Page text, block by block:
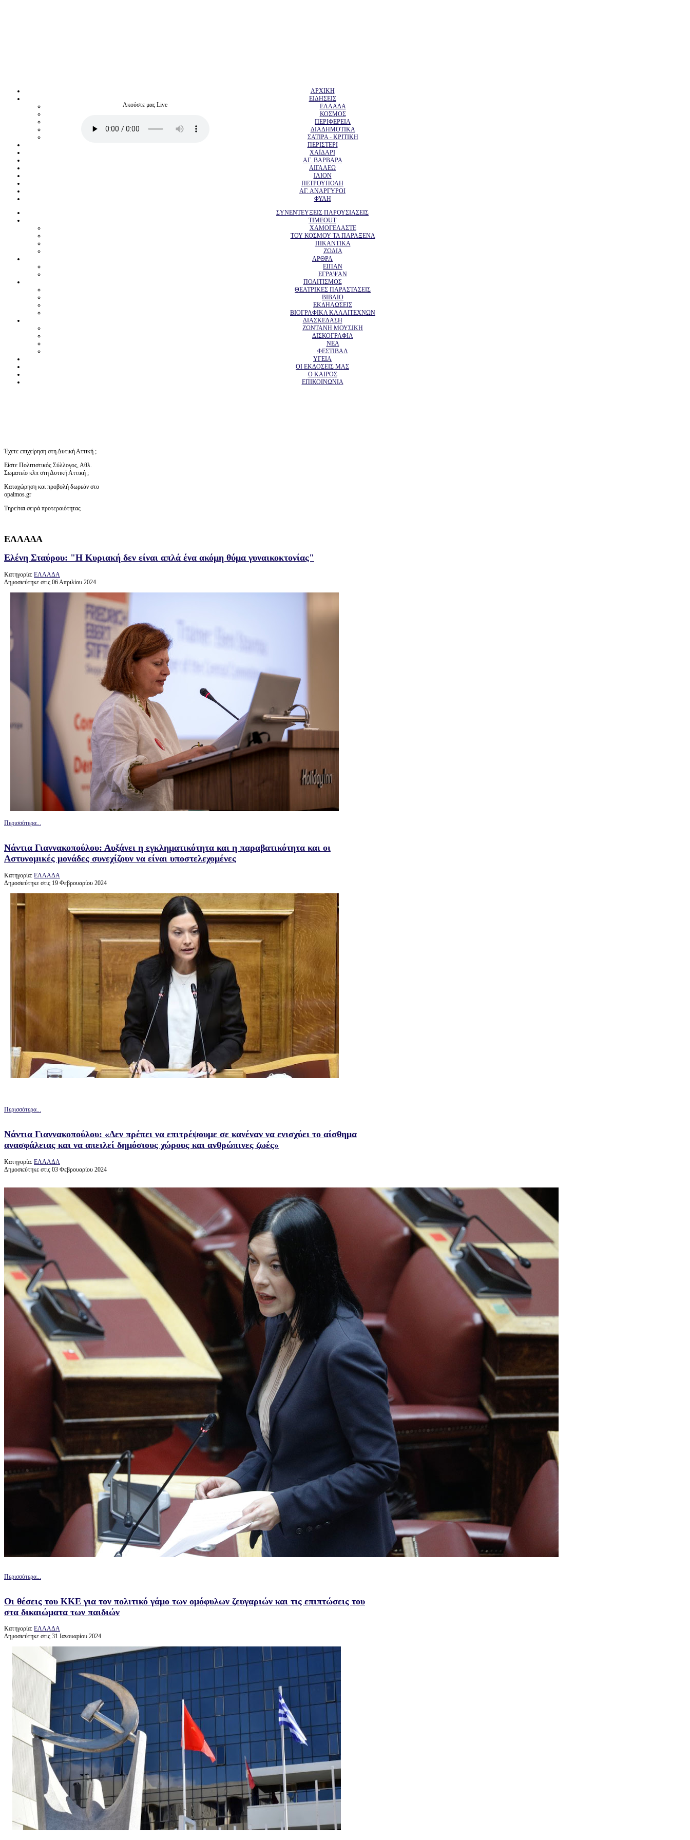
Ακούστε μας Live
ΑΡΧΙΚΗ
ΕΙΔΗΣΕΙΣ
ΕΛΛΑΔΑ
ΚΟΣΜΟΣ
ΠΕΡΙΦΕΡΕΙΑ
ΔΙΑΔΗΜΟΤΙΚΑ
ΣΑΤΙΡΑ - ΚΡΙΤΙΚΗ
ΠΕΡΙΣΤΕΡΙ
ΧΑΪΔΑΡΙ
ΑΓ. ΒΑΡΒΑΡΑ
ΑΙΓΑΛΕΩ
ΙΛΙΟΝ
ΠΕΤΡΟΥΠΟΛΗ
ΑΓ. ΑΝΑΡΓΥΡΟΙ
ΦΥΛΗ
ΣΥΝΕΝΤΕΥΞΕΙΣ ΠΑΡΟΥΣΙΑΣΕΙΣ
TIMEOUT
ΧΑΜΟΓΕΛΑΣΤΕ
ΤΟΥ ΚΟΣΜΟΥ ΤΑ ΠΑΡΑΞΕΝΑ
ΠΙΚΑΝΤΙΚΑ
ΖΩΔΙΑ
ΑΡΘΡΑ
ΕΙΠΑΝ
ΕΓΡΑΨΑΝ
ΠΟΛΙΤΙΣΜΟΣ
ΘΕΑΤΡΙΚΕΣ ΠΑΡΑΣΤΑΣΕΙΣ
ΒΙΒΛΙΟ
ΕΚΔΗΛΩΣΕΙΣ
ΒΙΟΓΡΑΦΙΚΑ ΚΑΛΛΙΤΕΧΝΩΝ
ΔΙΑΣΚΕΔΑΣΗ
ΖΩΝΤΑΝΗ ΜΟΥΣΙΚΗ
ΔΙΣΚΟΓΡΑΦΙΑ
ΝΕΑ
ΦΕΣΤΙΒΑΛ
ΥΓΕΙΑ
ΟΙ ΕΚΔΟΣΕΙΣ ΜΑΣ
Ο ΚΑΙΡΟΣ
ΕΠΙΚΟΙΝΩΝΙΑ
Έχετε επιχείρηση στη Δυτική Αττική ;
Είστε Πολιτιστικός Σύλλογος, Αθλ.
Σωματείο κλπ στη Δυτική Αττική ;
Καταχώρηση και προβολή δωρεάν στο
opalmos.gr
Τηρείται σειρά προτεραιότητας
ΕΛΛΑΔΑ
Ελένη Σταύρου: "Η Κυριακή δεν είναι απλά ένα ακόμη θύμα γυναικοκτονίας"
Κατηγορία: ΕΛΛΑΔΑ
Δημοσιεύτηκε στις 06 Απριλίου 2024
Περισσότερα...
Νάντια Γιαννακοπούλου: Αυξάνει η εγκληματικότητα και η παραβατικότητα και οι
Αστυνομικές μονάδες συνεχίζουν να είναι υποστελεχομένες
Κατηγορία: ΕΛΛΑΔΑ
Δημοσιεύτηκε στις 19 Φεβρουαρίου 2024
Περισσότερα...
Νάντια Γιαννακοπούλου: «Δεν πρέπει να επιτρέψουμε σε κανέναν να ενισχύει το αίσθημα
ανασφάλειας και να απειλεί δημόσιους χώρους και ανθρώπινες ζωές»
Κατηγορία: ΕΛΛΑΔΑ
Δημοσιεύτηκε στις 03 Φεβρουαρίου 2024
Περισσότερα...
Οι θέσεις του ΚΚΕ για τον πολιτικό γάμο των ομόφυλων ζευγαριών και τις επιπτώσεις του
στα δικαιώματα των παιδιών
Κατηγορία: ΕΛΛΑΔΑ
Δημοσιεύτηκε στις 31 Ιανουαρίου 2024